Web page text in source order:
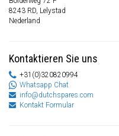
8243 RD, Lelystad
Nederland
Kontaktieren Sie uns
+31(0)320820994
Whatsapp Chat
info@dutchspares.com
Kontakt Formular